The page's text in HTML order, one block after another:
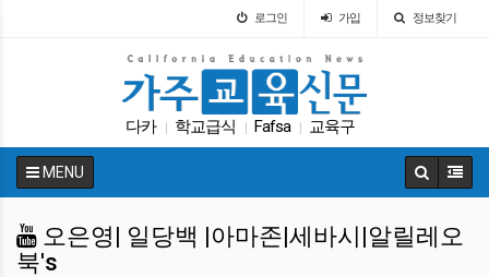
로그인 가입 정보찾기
다카 학교급식 Fafsa 교육구
| 캘리포니아 교육부 휴교 DACA 대학원
MENU
오은영| 일당백 |아마존|세바시|알릴레오
북's